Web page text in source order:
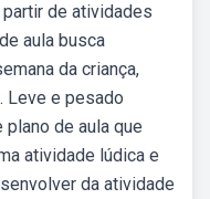
de atividades
aula busca
da criança,
Leve e pesado
de aula que
atividade lúdica e
da atividade